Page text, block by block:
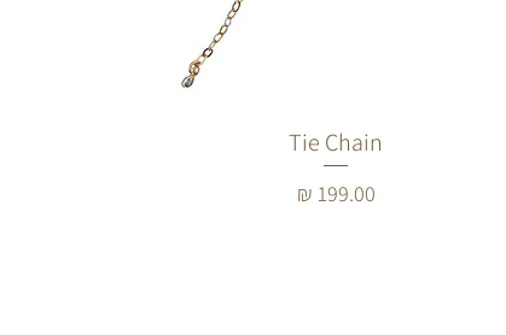
Tie Chain
מחיר